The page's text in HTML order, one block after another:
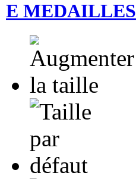
E MEDAILLES